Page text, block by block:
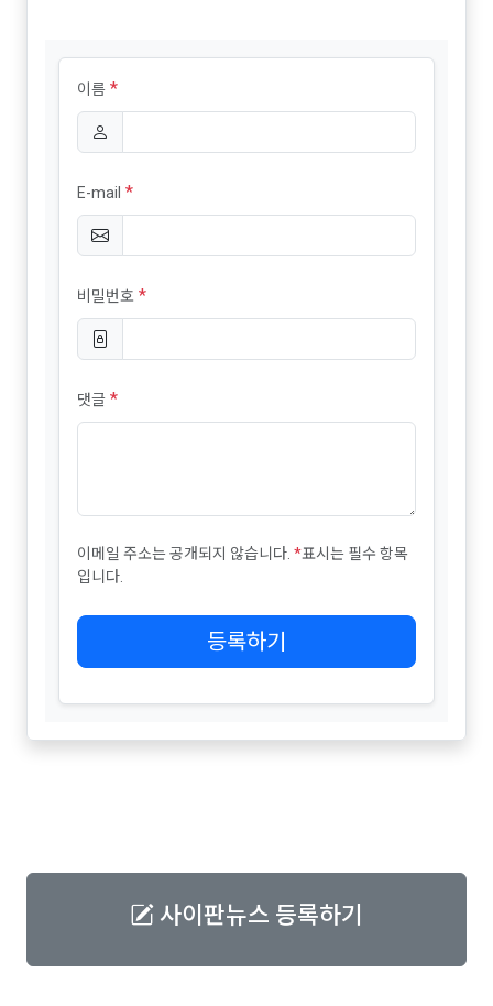
이름 *
E-mail *
비밀번호 *
댓글 *
이메일 주소는 공개되지 않습니다. *표시는 필수 항목
입니다.
등록하기
사이판뉴스 등록하기